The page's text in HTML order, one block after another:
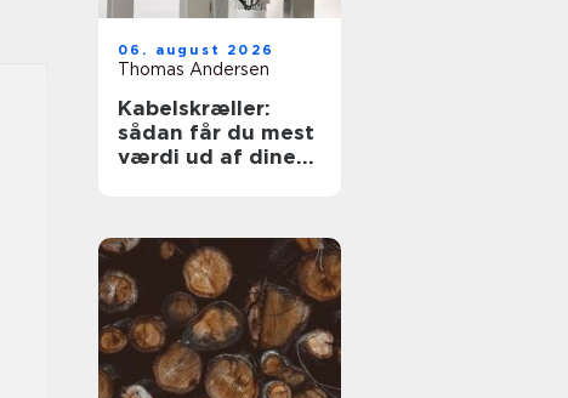
06. august 2026
Thomas Andersen
Kabelskræller:
sådan får du mest
værdi ud af dine